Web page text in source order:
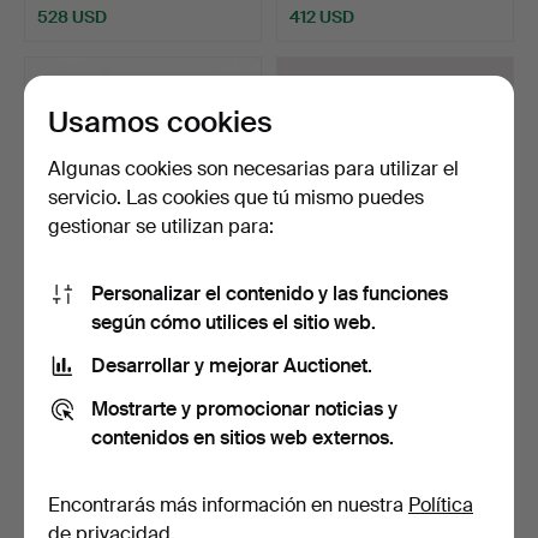
528 USD 412 USD
Un escritorio de teca de los
Subastado 10 nov 2025
22 pujas
401 USD
ESCRITORIO, nogal, sobre
Subastado 4 may 2026
401 USD
Usamos cookies
Algunas cookies son necesarias para utilizar el
servicio. Las cookies que tú mismo puedes
gestionar se utilizan para:
Personalizar el contenido y las funciones
según cómo utilices el sitio web.
Desarrollar y mejorar Auctionet.
Mostrarte y promocionar noticias y
contenidos en sitios web externos.
Encontrarás más información en nuestra Política